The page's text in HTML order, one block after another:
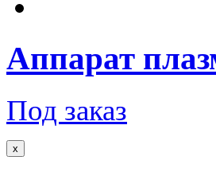
Аппарат
Под заказ
x